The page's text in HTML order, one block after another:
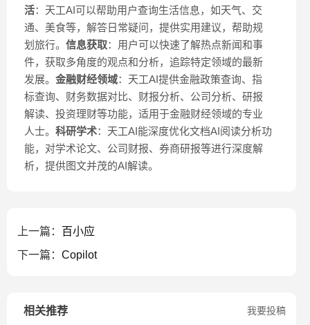
活：天工AI可以帮助用户查询生活信息，如天气、交
通、美食等，解答日常疑问，提供实用建议，帮助规
划旅行。 信息获取：用户可以快速了解热点新闻和事
件，获取多角度的观点和分析，追踪特定领域的最新
发展。 金融财经领域：天工AI提供金融政策查询、指
标查询、财务数据对比、财报分析、公司分析、研报
解读、投资理财等功能，适用于金融财经领域的专业
人士。 科研学术：天工AI能深度优化文档AI阅读分析功
能，对学术论文、公司财报、券商研报等进行深度解
析，提供图文并茂的AI解读。
上一篇： 百小应
下一篇： Copilot
我要投稿
相关推荐